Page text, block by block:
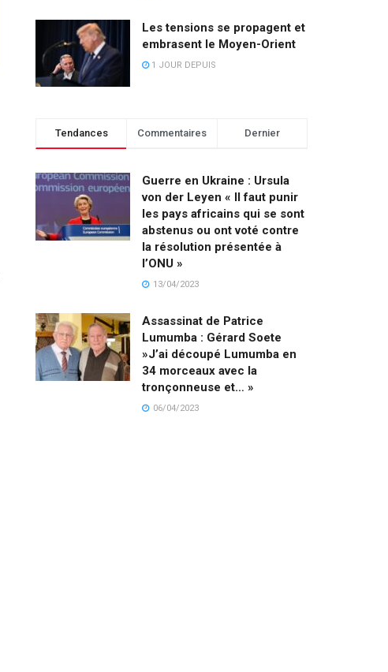
Les tensions se propagent et
embrasent le Moyen-Orient
1 JOUR DEPUIS
Tendances Commentaires Dernier
Guerre en Ukraine : Ursula
von der Leyen « Il faut punir
les pays africains qui se sont
abstenus ou ont voté contre
la résolution présentée à
l’ONU »
13/04/2023
Assassinat de Patrice
Lumumba : Gérard Soete
»J’ai découpé Lumumba en
34 morceaux avec la
tronçonneuse et… »
06/04/2023